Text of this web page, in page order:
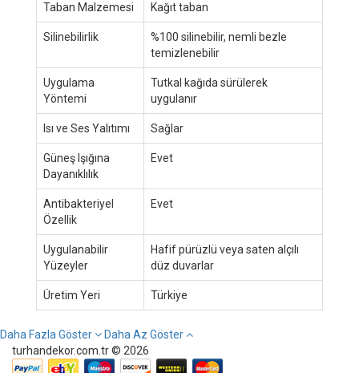
Taban Malzemesi Kağıt taban
Silinebilirlik
%100 silinebilir, nemli bezle
temizlenebilir
Uygulama
Yöntemi
Tutkal kağıda sürülerek
uygulanır
Isı ve Ses Yalıtımı Sağlar
Güneş Işığına
Dayanıklılık
Evet
Antibakteriyel
Özellik
Evet
Uygulanabilir
Yüzeyler
Hafif pürüzlü veya saten alçılı
düz duvarlar
Üretim Yeri Türkiye
Daha Fazla Göster
Daha Az Göster
turhandekor.com.tr © 2026